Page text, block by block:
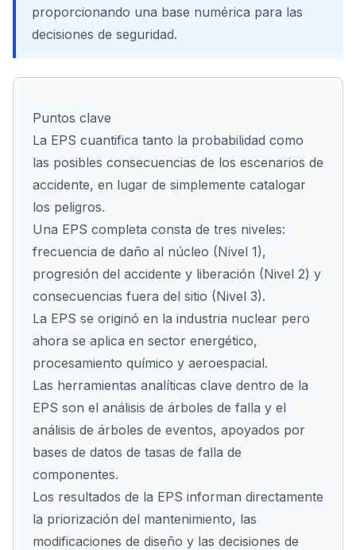
proporcionando una base numérica para las
decisiones de seguridad.
Puntos clave
La EPS cuantifica tanto la probabilidad como
las posibles consecuencias de los escenarios de
accidente, en lugar de simplemente catalogar
los peligros.
Una EPS completa consta de tres niveles:
frecuencia de daño al núcleo (Nivel 1),
progresión del accidente y liberación (Nivel 2) y
consecuencias fuera del sitio (Nivel 3).
La EPS se originó en la industria nuclear pero
ahora se aplica en sector energético,
procesamiento químico y aeroespacial.
Las herramientas analíticas clave dentro de la
EPS son el análisis de árboles de falla y el
análisis de árboles de eventos, apoyados por
bases de datos de tasas de falla de
componentes.
Los resultados de la EPS informan directamente
la priorización del mantenimiento, las
modificaciones de diseño y las decisiones de